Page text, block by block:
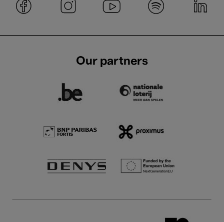
Our partners